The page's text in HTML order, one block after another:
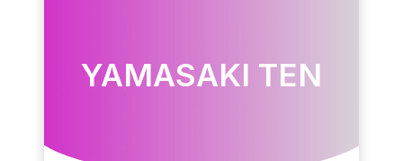
YAMASAKI TEN